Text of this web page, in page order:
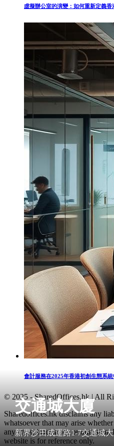
交通城大廈
新界沙田成運路1-7交通城
虛擬辦公室的演變：如何重新定義香
會計服務在2025年香港初創生態系
© 2025 - SharedOffices.hk | All
Sharedoffices.hk disclaims any
whatsoever that may arise
any error, inaccuracy or
website is for reference only.